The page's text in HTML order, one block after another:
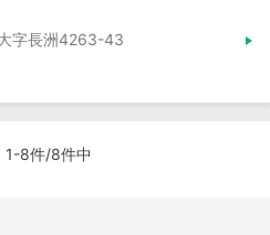
字長洲4263-43
1-8件/8件中